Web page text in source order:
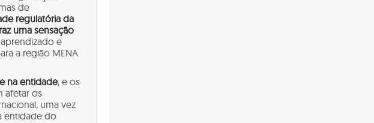
de
regulatória da
uma sensação
e
a região MENA
na entidade, e os
afetar os
uma vez
entidade do